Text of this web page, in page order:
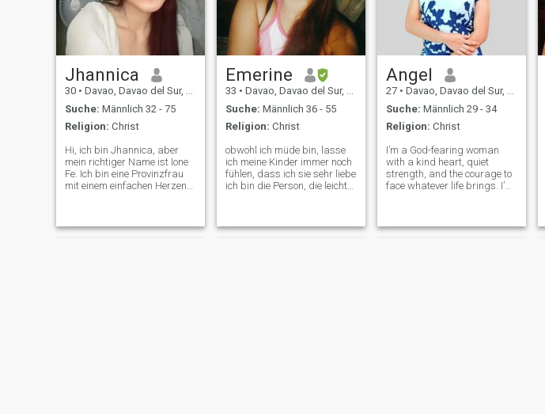
unterhalten, Sex-Chat /
Senden meiner Nacktbilder
Ich bin nicht hier für Spaß,
nur ernsthafte Leute bitte
Jhannica
30 • Davao, Davao del Sur, Philippinen
Suche: Männlich 32 - 75
Religion: Christ
Hi, ich bin Jhannica, aber
mein richtiger Name ist Ione
Fe. Ich bin eine Provinzfrau
mit einem einfachen Herzen
fühle mich bereit, jemanden
Emerine
33 • Davao, Davao del Sur, Philippinen
Suche: Männlich 36 - 55
Religion: Christ
obwohl ich müde bin, lasse
ich meine Kinder immer noch
fühlen, dass ich sie sehr liebe
ich bin die Person, die leicht
persönliche um nie aus den
Angel
27 • Davao, Davao del Sur, Philippinen
Suche: Männlich 29 - 34
Religion: Christ
I’m a God-fearing woman
with a kind heart, quiet
strength, and the courage to
face whatever life brings. I’m
of becoming a Content Writer.